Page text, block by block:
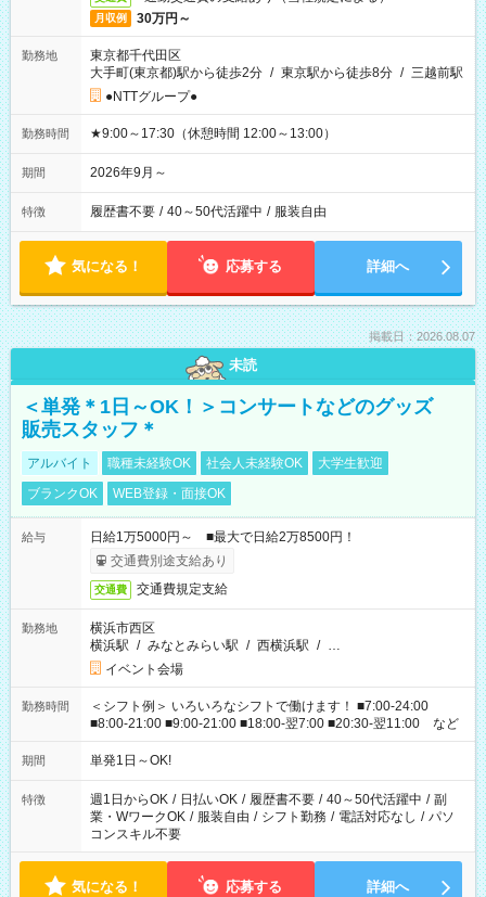
月収例 30万円～
勤務地
東京都千代田区
大手町(東京都)駅から徒歩2分 / 東京駅から徒歩8分 / 三越前駅
●NTTグループ●
勤務時間 ★9:00～17:30（休憩時間 12:00～13:00）
期間 2026年9月～
特徴 履歴書不要 / 40～50代活躍中 / 服装自由
気になる！ 応募する 詳細へ
掲載日：2026.08.07
未読
＜単発＊1日～OK！＞コンサートなどのグッズ
販売スタッフ＊
アルバイト 職種未経験OK 社会人未経験OK
大学生歓迎
ブランクOK
WEB登録・面接OK
給与
日給1万5000円～ ■最大で日給2万8500円！
交通費別途支給あり
交通費 交通費規定支給
勤務地
横浜市西区
横浜駅 / みなとみらい駅 / 西横浜駅 / …
イベント会場
勤務時間
＜シフト例＞ いろいろなシフトで働けます！ ■7:00-24:00
■8:00-21:00 ■9:00-21:00 ■18:00-翌7:00 ■20:30-翌11:00 など
期間 単発1日～OK!
特徴 週1日からOK / 日払いOK / 履歴書不要 / 40～50代活躍中 / 副
業・WワークOK / 服装自由 / シフト勤務 / 電話対応なし / パソ
コンスキル不要
気になる！ 応募する 詳細へ